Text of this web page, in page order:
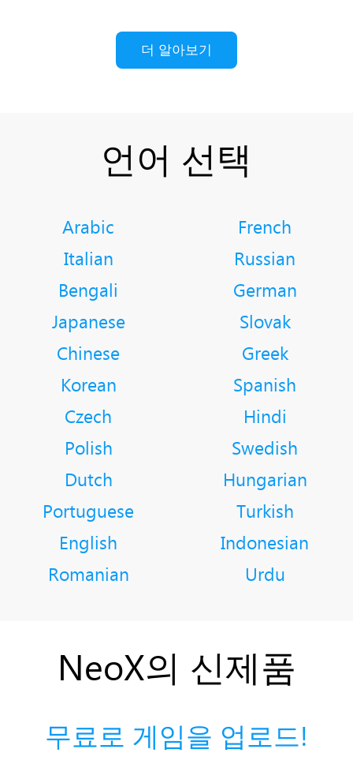
더 알아보기
언어 선택
Arabic
French
Italian
Russian
Bengali
German
Japanese
Slovak
Chinese
Greek
Korean
Spanish
Czech
Hindi
Polish
Swedish
Dutch
Hungarian
Portuguese
Turkish
English
Indonesian
Romanian
Urdu
NeoX의 신제품
무료로 게임을 업로드!